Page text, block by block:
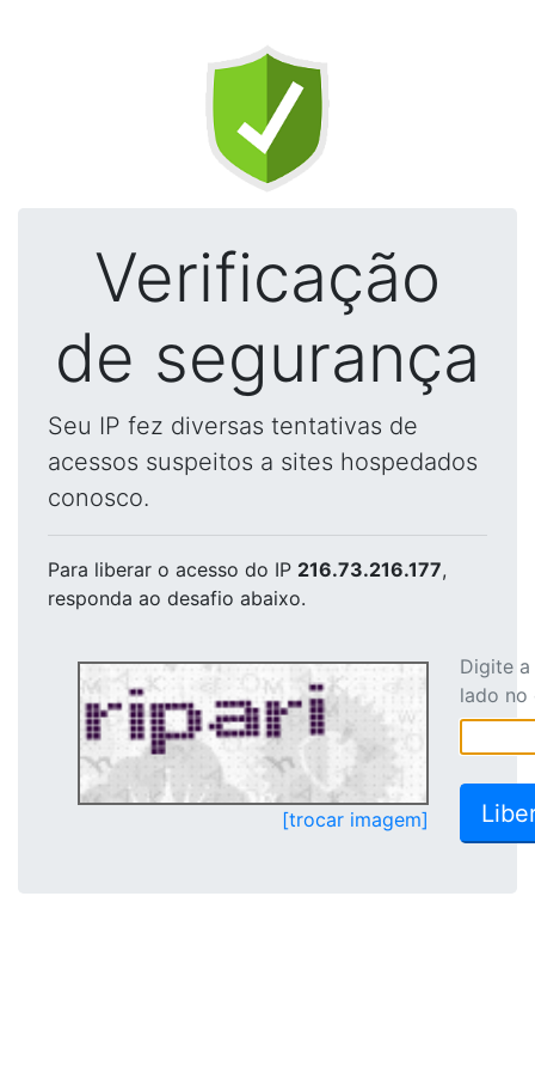
Verificação
de segurança
Seu IP fez diversas tentativas de
acessos suspeitos a sites hospedados
conosco.
Para liberar o acesso do IP 216.73.216.177,
responda ao desafio abaixo.
[trocar imagem]
Digite
lado no